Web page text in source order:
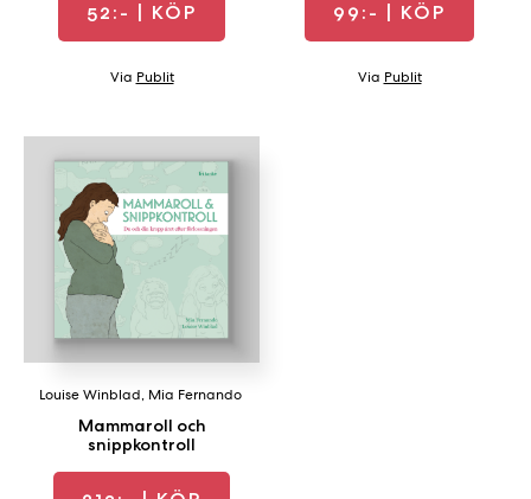
52:- | KÖP
Via Publit
99:- | KÖP
Via Publit
Mammaroll och
snippkontroll
Louise Winblad, Mia Fernando